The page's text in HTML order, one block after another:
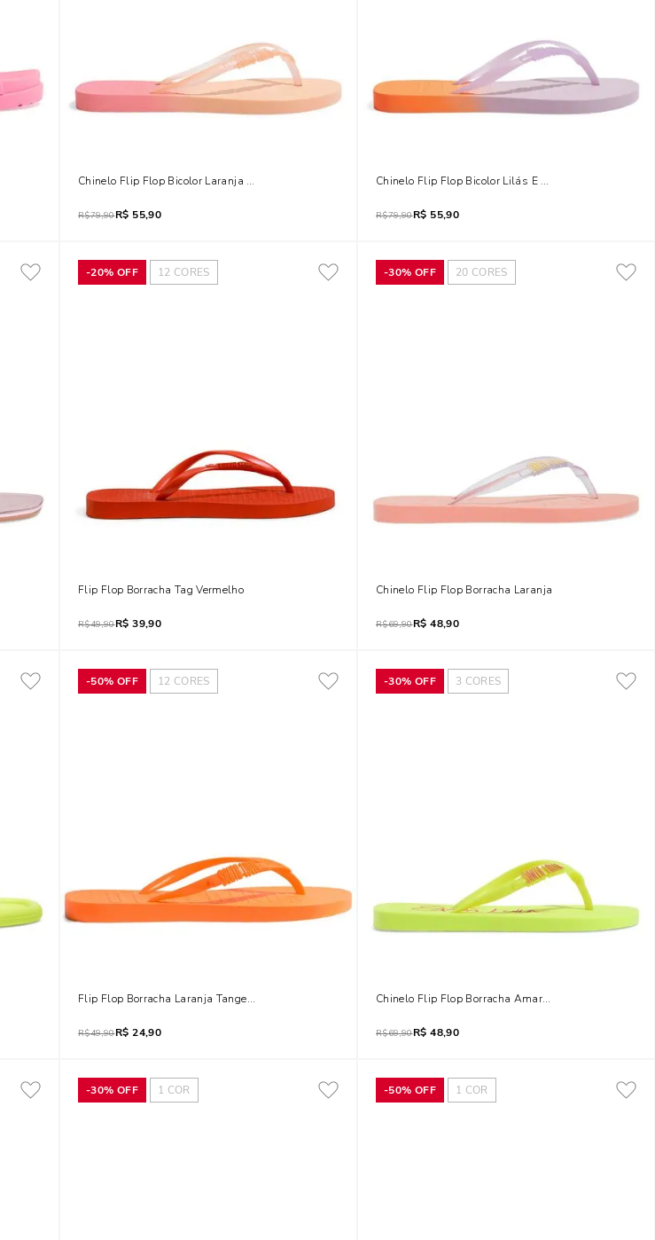
Chinelo Flip Flop Bicolor Laranja E Rosa
R$79,90R$ 55,90
Chinelo Flip Flop Bicolor Lilás E Laranja
R$79,90R$ 55,90
-20% OFF 12 CORES
Flip Flop Borracha Tag Vermelho
R$49,90R$ 39,90
-30% OFF 20 CORES
Chinelo Flip Flop Borracha Laranja
R$69,90R$ 48,90
-50% OFF 12 CORES
Flip Flop Borracha Laranja Tangerina
R$49,90R$ 24,90
-30% OFF 3 CORES
Chinelo Flip Flop Borracha Amarelo Lime Fluor
R$69,90R$ 48,90
-30% OFF 1 COR -50% OFF 1 COR